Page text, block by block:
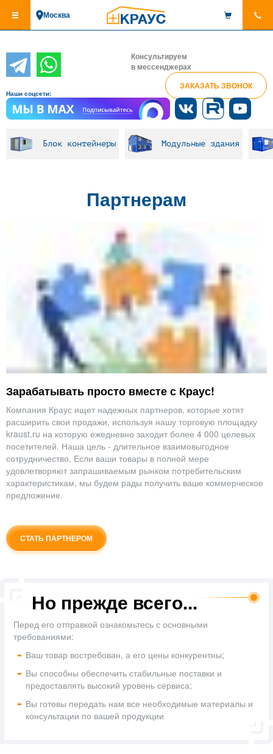
основному
Москва
Консультируем
в мессенджерах
ЗАКАЗАТЬ ЗВОНОК
Наши соцсети:
Блок контейнеры Модульные здания
Партнерам
Зарабатывать просто вместе с Краус!
Компания Краус ищет надежных партнеров, которые хотят
расширить свои продажи, используя нашу торговую площадку
kraust.ru на которую ежедневно заходит более 4 000 целевых
посетителей. Наша цель - длительное взаимовыгодное
сотрудничество. Если ваши товары в полной мере
удовлетворяют запрашиваемым рынком потребительским
характеристикам, мы будем рады получить ваше коммерческое
предложение.
СТАТЬ ПАРТНЕРОМ
Но прежде всего...
Перед его отправкой ознакомьтесь с основными
требованиями:
Ваш товар востребован, а его цены конкурентны;
Вы способны обеспечить стабильные поставки и
предоставлять высокий уровень сервиса;
Вы готовы передать нам все необходимые материалы и
консультации по вашей продукции